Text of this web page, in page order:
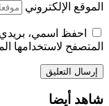
الموقع الإلكتروني
احفظ اسمي، بريدي
المتصفح لاستخدامها
شاهد أيضا